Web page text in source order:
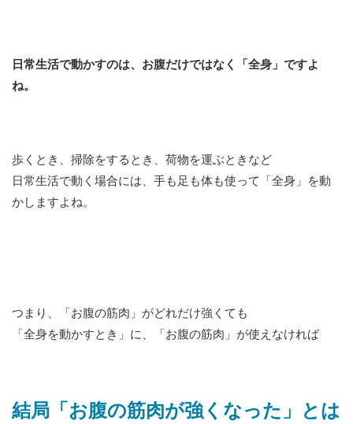
日常生活で動かすのは、お腹だけではなく「全身」ですよ
ね。
歩くとき、掃除をするとき、荷物を運ぶときなど
日常生活で動く場合には、手も足も体も使って「全身」を動
かしますよね。
つまり、「お腹の筋肉」がどれだけ強くても
「全身を動かすとき」に、「お腹の筋肉」が使えなければ
結局「お腹の筋肉が強くなった」とは